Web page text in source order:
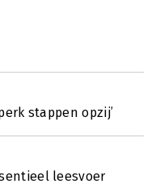
stappen opzij’
leesvoer